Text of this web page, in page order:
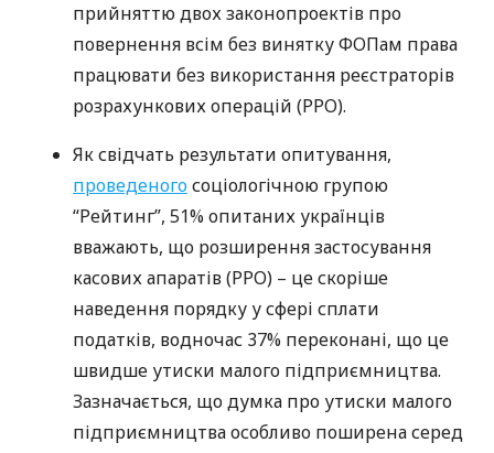
прийняттю двох законопроектів про
повернення всім без виняткуФОПам права
працювати без використання реєстраторів
розрахункових операцій (РРО).
Як свідчать результати опитування,
проведеногосоціологічною групою
“Рейтинг”, 51% опитаних українців
вважають, що розширення застосування
касових апаратів (РРО) – це скоріше
наведення порядку у сфері сплати
податків, водночас 37% переконані, що це
швидше утиски малого підприємництва.
Зазначається, що думка про утиски малого
підприємництва особливо поширена серед